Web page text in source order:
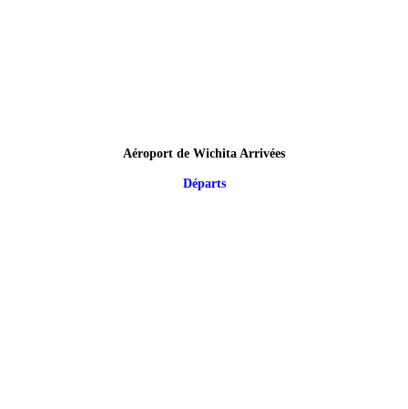
Aéroport de Wichita Arrivées
Départs